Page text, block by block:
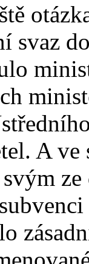
svaz
A